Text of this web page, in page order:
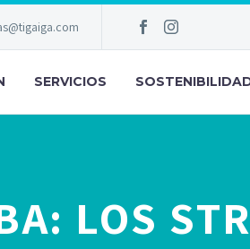
SERVICIOS
LOS